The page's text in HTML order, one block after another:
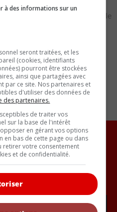
de caisse, de plans
en fibre de carbone visible
de la masse non
$.
à des informations sur un
seront traitées, et les
(cookies, identifiants
pourront être stockées
ainsi que partagées avec
par ce site. Nos partenaires et
d'utiliser des données de
des partenaires.
de traiter vos
sur la base de l'intérêt
en gérant vos options
en bas de cette page ou dans
retirer votre consentement
et de confidentialité.